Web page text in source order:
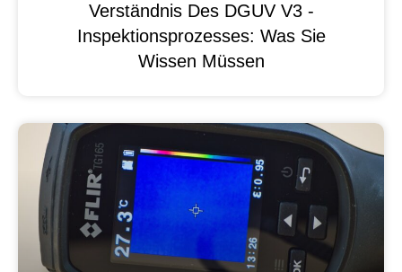
Verständnis Des DGUV V3 -
Inspektionsprozesses: Was Sie
Wissen Müssen